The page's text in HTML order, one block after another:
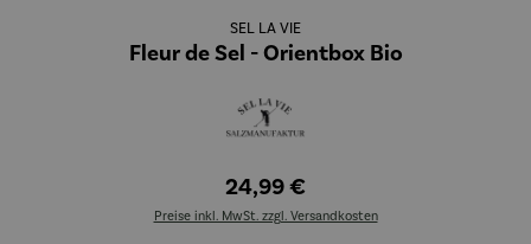
SEL LA VIE
Fleur de Sel - Orientbox Bio
24,99 €
Preise inkl. MwSt. zzgl. Versandkosten